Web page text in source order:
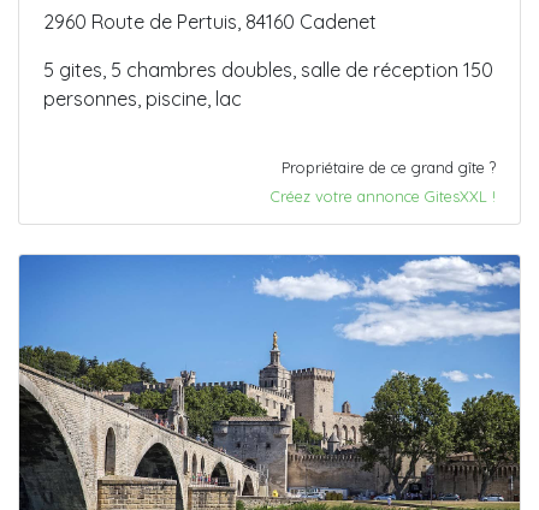
2960 Route de Pertuis, 84160 Cadenet
5 gites, 5 chambres doubles, salle de réception 150
personnes, piscine, lac
Propriétaire de ce grand gîte ?
Créez votre annonce GitesXXL !